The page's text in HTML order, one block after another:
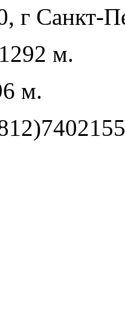
г Санкт-
м.
м.